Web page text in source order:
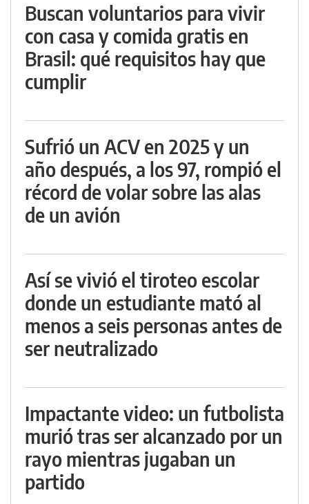
Buscan voluntarios para vivir
con casa y comida gratis en
Brasil: qué requisitos hay que
cumplir
Sufrió un ACV en 2025 y un
año después, a los 97, rompió el
récord de volar sobre las alas
de un avión
Así se vivió el tiroteo escolar
donde un estudiante mató al
menos a seis personas antes de
ser neutralizado
Impactante video: un futbolista
murió tras ser alcanzado por un
rayo mientras jugaban un
partido